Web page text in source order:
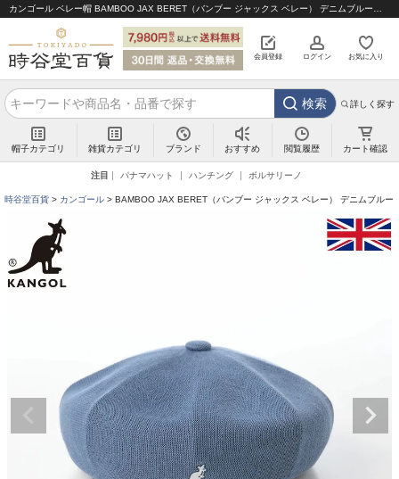
会員登録 ログイン お気に入り
検索 詳しく探す
帽子カテゴリ 雑貨カテゴリ ブランド おすすめ 閲覧履歴 カート確認
注目 パナマハット ハンチング ボルサリーノ
時谷堂百貨 カンゴール BAMBOO JAX BERET（バンブー ジャックス ベレー） デニムブルー